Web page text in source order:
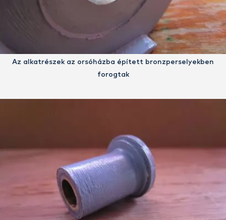
Az alkatrészek az orsóházba épített bronzperselyekben
forogtak